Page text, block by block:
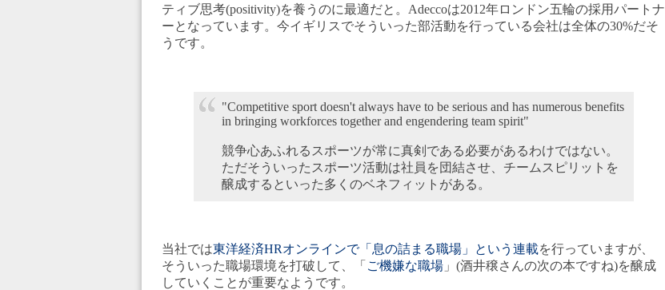
ティブ思考(positivity)を養うのに最適だと。Adeccoは2012年ロンドン五輪の採用パートナ
ーとなっています。今イギリスでそういった部活動を行っている会社は全体の30%だそ
うです。
"Competitive sport doesn't always have to be serious and has numerous benefits
in bringing workforces together and engendering team spirit"
競争心あふれるスポーツが常に真剣である必要があるわけではない。
ただそういったスポーツ活動は社員を団結させ、チームスピリットを
醸成するといった多くのベネフィットがある。
当社では東洋経済HRオンラインで「息の詰まる職場」という連載を行っていますが、
そういった職場環境を打破して、「 ご機嫌な職場 」(酒井穣さんの次の本ですね)を醸成
していくことが重要なようです。